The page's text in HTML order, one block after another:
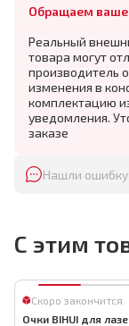
Обращаем
Реальный
товара могут
производитель
изменения в
комплектацию
уведомления.
заказе
Нашли ошибку
С этим
Скоро закончится
Очки BIHUI для